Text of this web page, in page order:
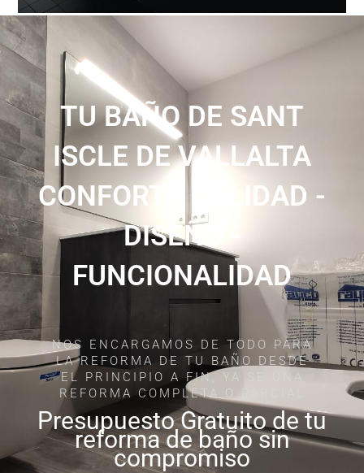
TU BAÑO DE SANT
ISCLE DE VALLALTA
CONFORT - CALIDAD -
DISEÑO -
FUNCIONALIDAD
NOS ENCARGAMOS DE TODO PARA
LA REFORMA DE TU BAÑO DESDE
EL PRINCIPIO A FIN, YA SE UNA
REFORMA COMPLETA O PARCIAL
Presupuesto Gratuito de tu
reforma de baño sin
compromiso